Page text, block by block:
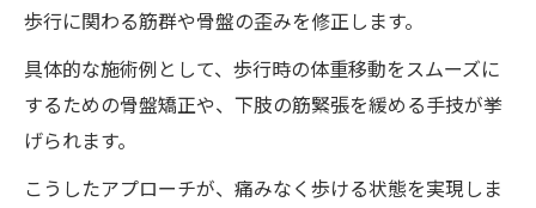
歩行に関わる筋群や骨盤の歪みを修正します。
具体的な施術例として、歩行時の体重移動をスムーズに
するための骨盤矯正や、下肢の筋緊張を緩める手技が挙
げられます。
こうしたアプローチが、痛みなく歩ける状態を実現しま